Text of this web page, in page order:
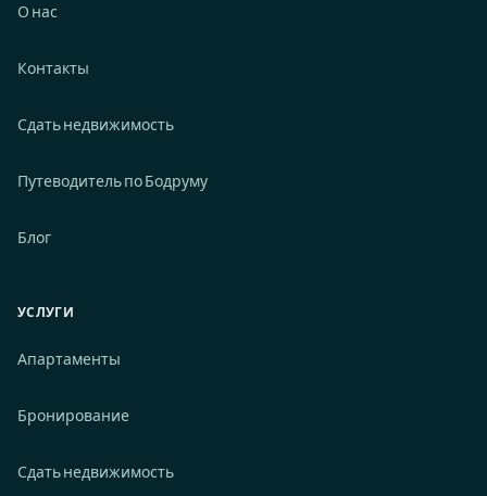
О нас
Контакты
Сдать недвижимость
Путеводитель по Бодруму
Блог
УСЛУГИ
Апартаменты
Бронирование
Сдать недвижимость